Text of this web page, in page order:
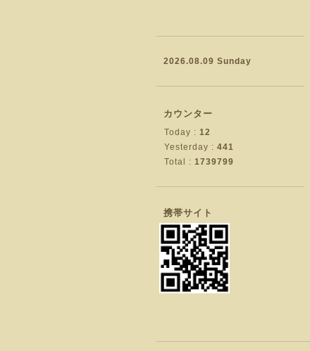
2026.08.09 Sunday
カウンター
Today : 12
Yesterday : 441
Total : 1739799
携帯サイト